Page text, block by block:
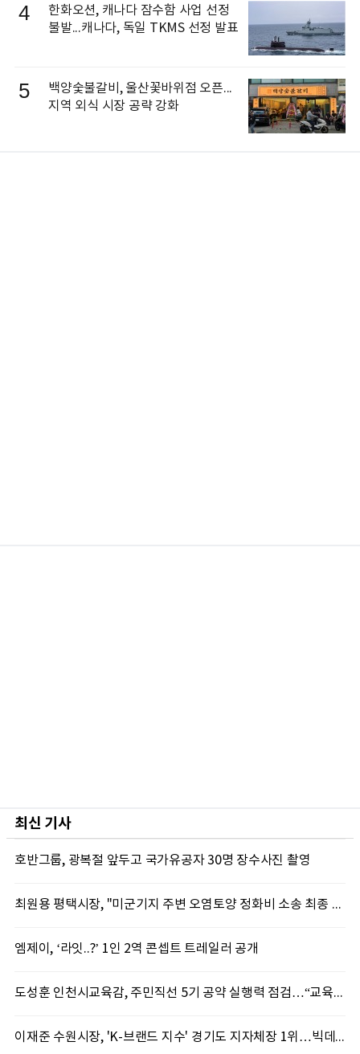
4
한화오션, 캐나다 잠수함 사업 선정
불발...캐나다, 독일 TKMS 선정 발표
5
백양숯불갈비, 울산꽃바위점 오픈...
지역 외식 시장 공략 강화
최신 기사
호반그룹, 광복절 앞두고 국가유공자 30명 장수사진 촬영
최원용 평택시장, "미군기지 주변 오염토양 정화비 소송 최종 승소…16억 전액 배상"
엠제이, ‘라잇..?’ 1인 2역 콘셉트 트레일러 공개
도성훈 인천시교육감, 주민직선 5기 공약 실행력 점검…“교육현장 변화로 이어져야”
이재준 수원시장, 'K-브랜드 지수' 경기도 지자체장 1위…빅데이터가 주목한 행정 리더십